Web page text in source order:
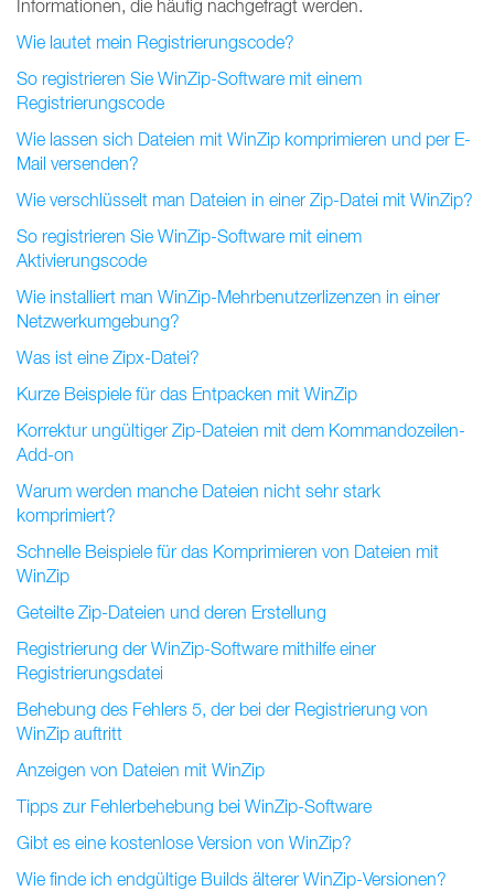
Informationen, die häufig nachgefragt werden.
Wie lautet mein Registrierungscode?
So registrieren Sie WinZip-Software mit einem
Registrierungscode
Wie lassen sich Dateien mit WinZip komprimieren und per E-
Mail versenden?
Wie verschlüsselt man Dateien in einer Zip-Datei mit WinZip?
So registrieren Sie WinZip-Software mit einem
Aktivierungscode
Wie installiert man WinZip-Mehrbenutzerlizenzen in einer
Netzwerkumgebung?
Was ist eine Zipx-Datei?
Kurze Beispiele für das Entpacken mit WinZip
Korrektur ungültiger Zip-Dateien mit dem Kommandozeilen-
Add-on
Warum werden manche Dateien nicht sehr stark
komprimiert?
Schnelle Beispiele für das Komprimieren von Dateien mit
WinZip
Geteilte Zip-Dateien und deren Erstellung
Registrierung der WinZip-Software mithilfe einer
Registrierungsdatei
Behebung des Fehlers 5, der bei der Registrierung von
WinZip auftritt
Anzeigen von Dateien mit WinZip
Tipps zur Fehlerbehebung bei WinZip-Software
Gibt es eine kostenlose Version von WinZip?
Wie finde ich endgültige Builds älterer WinZip-Versionen?